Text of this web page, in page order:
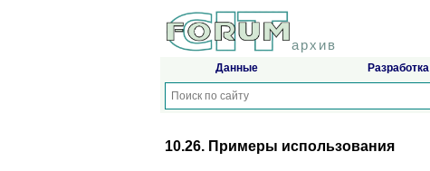
архив
Данные Разработка
10.26. Примеры использования